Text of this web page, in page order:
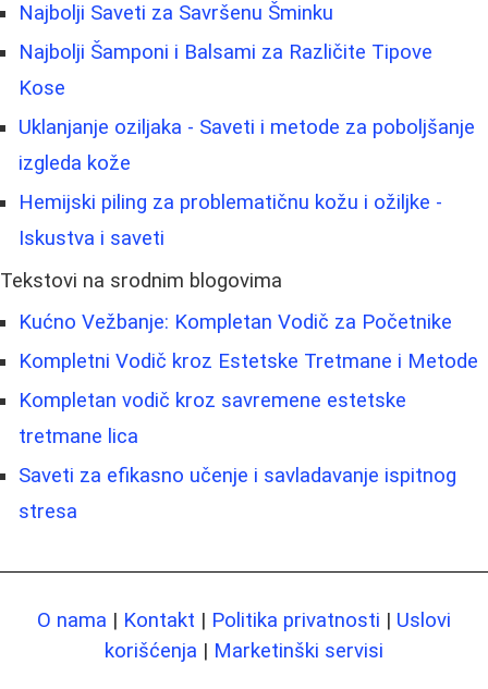
Najbolji Saveti za Savršenu Šminku
Najbolji Šamponi i Balsami za Različite Tipove
Kose
Uklanjanje oziljaka - Saveti i metode za poboljšanje
izgleda kože
Hemijski piling za problematičnu kožu i ožiljke -
Iskustva i saveti
Tekstovi na srodnim blogovima
Kućno Vežbanje: Kompletan Vodič za Početnike
Kompletni Vodič kroz Estetske Tretmane i Metode
Kompletan vodič kroz savremene estetske
tretmane lica
Saveti za efikasno učenje i savladavanje ispitnog
stresa
O nama | Kontakt | Politika privatnosti | Uslovi
korišćenja | Marketinški servisi